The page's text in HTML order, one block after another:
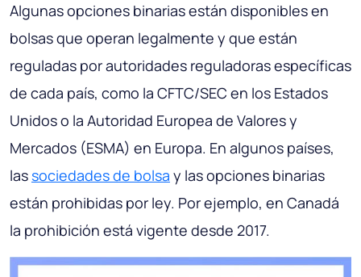
Algunas opciones binarias están disponibles en
bolsas que operan legalmente y que están
reguladas por autoridades reguladoras específicas
de cada país, como la CFTC/SEC en los Estados
Unidos o la Autoridad Europea de Valores y
Mercados (ESMA) en Europa. En algunos países,
lassociedades de bolsa y las opciones binarias
están prohibidas por ley. Por ejemplo, en Canadá
la prohibición está vigente desde 2017.